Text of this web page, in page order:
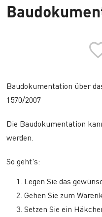
Baudokumentation über
1570/2007
Die Baudokumentation
werden.
So geht's:
Legen Sie das
Gehen Sie zum
Setzen Sie ein